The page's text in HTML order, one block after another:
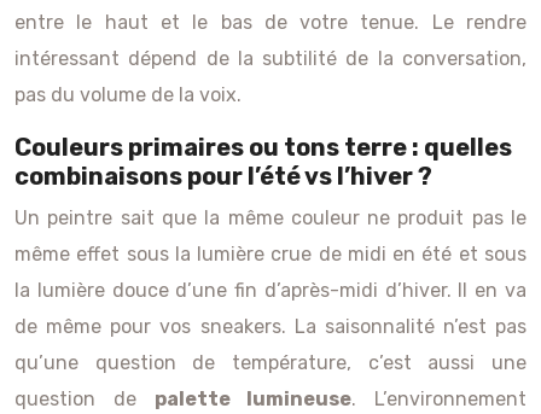
entre le haut et le bas de votre tenue. Le rendre
intéressant dépend de la subtilité de la conversation,
pas du volume de la voix.
Couleurs primaires ou tons terre : quelles
combinaisons pour l’été vs l’hiver ?
Un peintre sait que la même couleur ne produit pas le
même effet sous la lumière crue de midi en été et sous
la lumière douce d’une fin d’après-midi d’hiver. Il en va
de même pour vos sneakers. La saisonnalité n’est pas
qu’une question de température, c’est aussi une
question de palette lumineuse. L’environnement